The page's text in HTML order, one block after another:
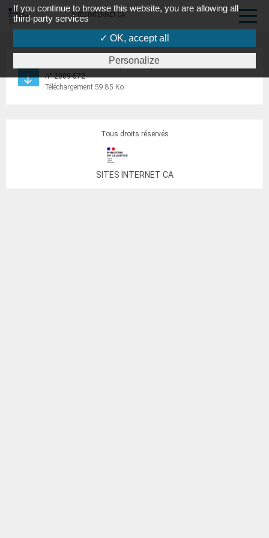
SITES INTERNET CA
Arrêté du 20 mai 2009 pris en application de l’article 3 du décret
n° 2009-572
Téléchargement 59.85 Ko
SITES INTERNET CA
Tous droits réservés
If you continue to browse this website, you are allowing all
third-party services
✓ OK, accept all
Personalize